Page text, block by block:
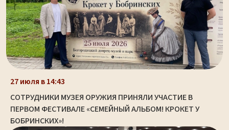
27 июля в 14:43
СОТРУДНИКИ МУЗЕЯ ОРУЖИЯ ПРИНЯЛИ УЧАСТИЕ В
ПЕРВОМ ФЕСТИВАЛЕ «СЕМЕЙНЫЙ АЛЬБОМ! КРОКЕТ У
БОБРИНСКИХ»!